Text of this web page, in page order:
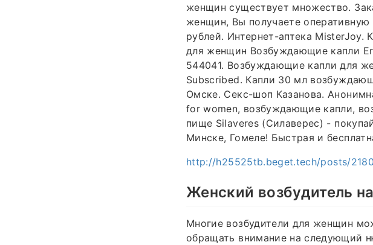
женщин существует множество.
женщин, Вы получаете
рублей. Интернет-аптека
для женщин Возбуждающие капли
544041. Возбуждающие капли для
Subscribed. Капли 30 мл
Омске. Секс-шоп Казанова.
for women, возбуждающие капли,
пище Silaveres (Силаверес) -
Минске, Гомеле! Быстрая и
http://h25525tb.beget.tech/posts/
Женский возбудитель
Многие возбудители для женщин
обращать внимание на следующий